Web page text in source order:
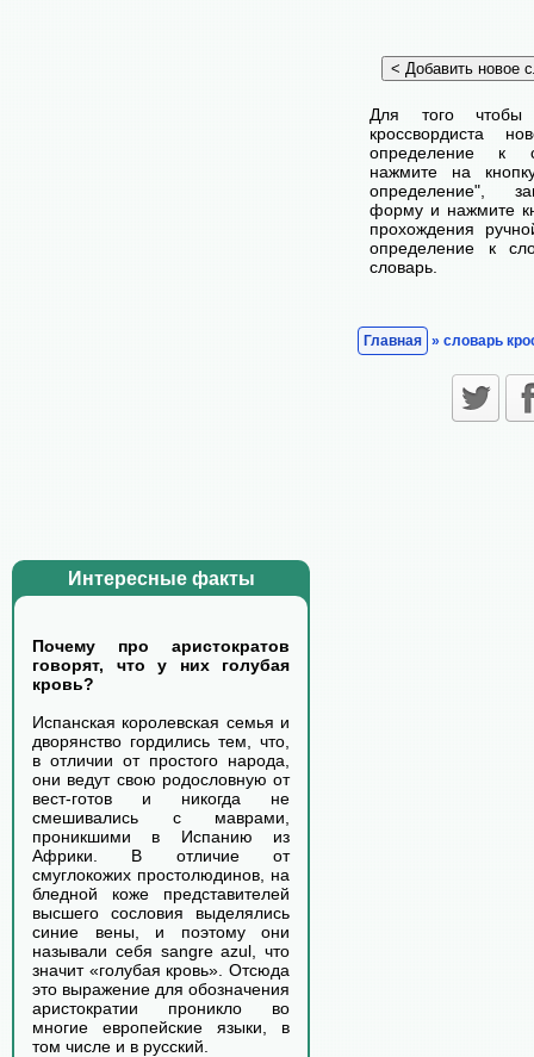
Интересные факты
Почему про аристократов
говорят, что у них голубая
кровь?
Испанская королевская семья и
дворянство гордились тем, что,
в отличии от простого народа,
они ведут свою родословную от
вест-готов и никогда не
смешивались с маврами,
проникшими в Испанию из
Африки. В отличие от
смуглокожих простолюдинов, на
бледной коже представителей
высшего сословия выделялись
синие вены, и поэтому они
называли себя sangre azul, что
значит «голубая кровь». Отсюда
это выражение для обозначения
аристократии проникло во
многие европейские языки, в
том числе и в русский.
Для того чтобы
кроссвордиста
определение к
нажмите на
определение",
форму и нажмите
прохождения
определение к
словарь.
Главная » словарь